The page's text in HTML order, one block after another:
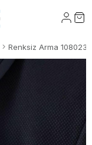
Renksiz Arma